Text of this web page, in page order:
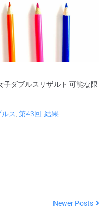
子ダブルスリザルト 可能な限
ス 第43回 結果
Newer Posts